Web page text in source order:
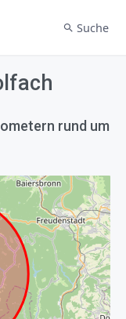
Suche
rund um